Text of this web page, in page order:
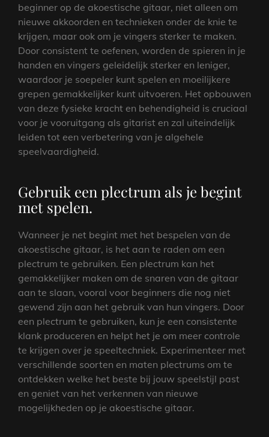
beginner op de akoestische gitaar, niet alleen om
nieuwe akkoorden en technieken onder de knie te
krijgen, maar ook om je vingers sterker te maken.
Door consistent te oefenen, worden de spieren in je
handen en vingers geleidelijk sterker en leniger,
waardoor je soepeler kunt spelen en moeilijkere
grepen gemakkelijker kunt uitvoeren. Het opbouwen
van deze fysieke kracht en behendigheid is cruciaal
voor je vooruitgang als gitarist en zal uiteindelijk
leiden tot een verbetering van je algehele
speelvaardigheid.
Gebruik een plectrum als je begint
met spelen.
Wanneer je net begint met het bespelen van de
akoestische gitaar, is het aan te raden om een
plectrum te gebruiken. Een plectrum kan het
gemakkelijker maken om de snaren van de gitaar
aan te slaan, vooral voor beginners die nog niet
gewend zijn aan het gebruik van hun vingers. Door
een plectrum te gebruiken, kun je een consistente
klank produceren en helpt het je om meer controle
te krijgen over je speeltechniek. Experimenteer met
verschillende soorten en maten plectrums om te
ontdekken welke het beste bij jouw speelstijl past
en geniet van het verkennen van nieuwe
mogelijkheden op je akoestische gitaar.